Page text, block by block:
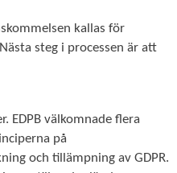
kallas för
steg i processen är att
EDPB välkomnade flera
på
och tillämpning av GDPR.